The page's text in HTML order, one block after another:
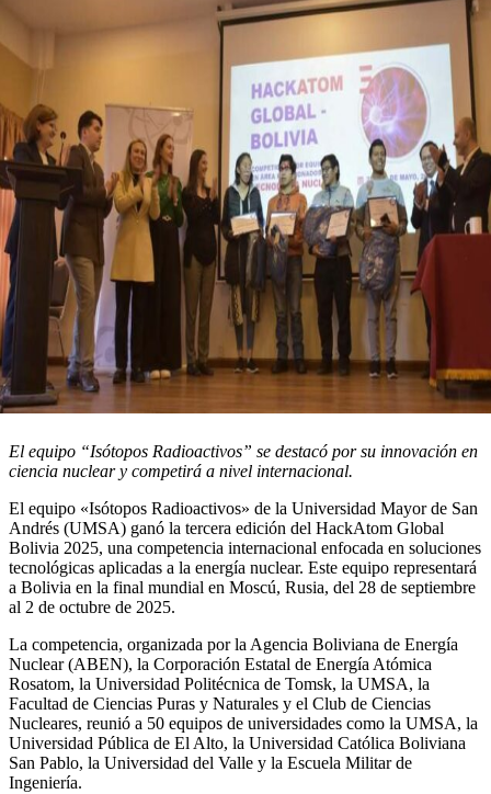
El equipo “Isótopos Radioactivos” se destacó por su innovación en
ciencia nuclear y competirá a nivel internacional.
El equipo «Isótopos Radioactivos» de la Universidad Mayor de San
Andrés (UMSA) ganó la tercera edición del HackAtom Global
Bolivia 2025, una competencia internacional enfocada en soluciones
tecnológicas aplicadas a la energía nuclear. Este equipo representará
a Bolivia en la final mundial en Moscú, Rusia, del 28 de septiembre
al 2 de octubre de 2025.
La competencia, organizada por la Agencia Boliviana de Energía
Nuclear (ABEN), la Corporación Estatal de Energía Atómica
Rosatom, la Universidad Politécnica de Tomsk, la UMSA, la
Facultad de Ciencias Puras y Naturales y el Club de Ciencias
Nucleares, reunió a 50 equipos de universidades como la UMSA, la
Universidad Pública de El Alto, la Universidad Católica Boliviana
San Pablo, la Universidad del Valle y la Escuela Militar de
Ingeniería.